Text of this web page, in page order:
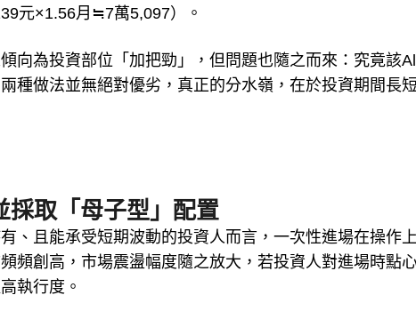
元×1.56月≒7萬5,097）。
向為投資部位「加把勁」，但問題也隨之而來：究竟該
種做法並無絕對優劣，真正的分水嶺，在於投資期間長
取「母子型」配置
、且能承受短期波動的投資人而言，一次性進場在操作
頻創高，市場震盪幅度隨之放大，若投資人對進場時點
執行度。